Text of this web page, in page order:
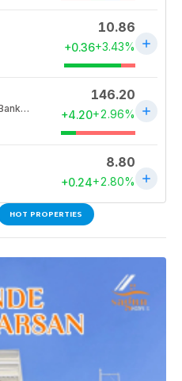
HOT PROPERTIES